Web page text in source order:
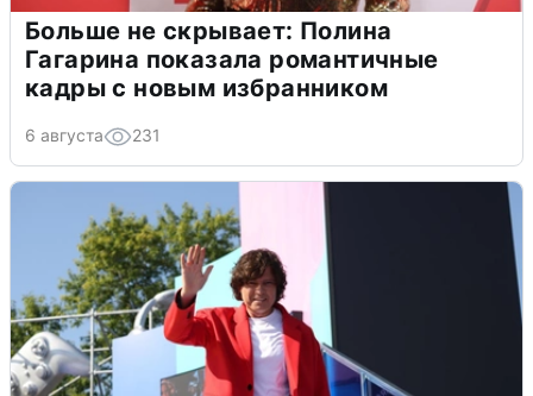
Больше не скрывает: Полина
Гагарина показала романтичные
кадры с новым избранником
6 августа 231